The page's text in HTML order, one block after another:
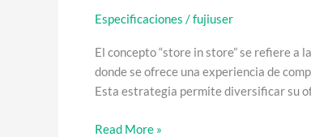
Especificaciones /fujiuser
El concepto “store in store” se refiere a
donde se ofrece una experiencia de
Esta estrategia permite diversificar su
Read More »